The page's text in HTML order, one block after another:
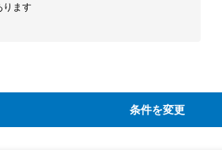
ります
条件を変更